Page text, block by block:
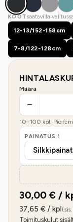
KOOT saatavilla
12-13/152-158cm
7-8/122-128cm
Määrä
10–100 kpl.
PAINATUS 1
30,00 € /
37,65 € / kpl
Toimituskulut